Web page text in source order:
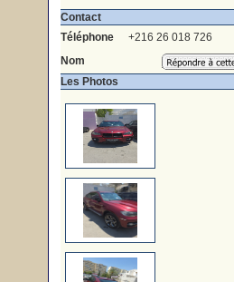
Contact
Téléphone
+216 26 018 726
Nom
Les Photos